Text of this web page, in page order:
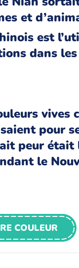
et
est
dans
vives
pour
peur
le
COULEUR